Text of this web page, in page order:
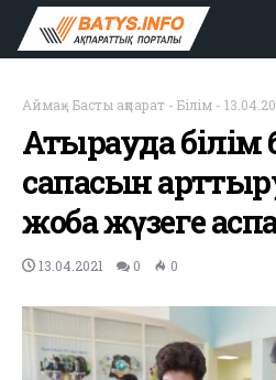
Аймақ- Басты ақпарат - Білім -
Атырауда білім
сапасын
жоба жүзеге
13.04.2021 0 0